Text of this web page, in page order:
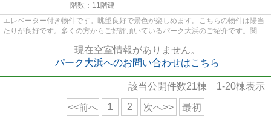
階数：11階建
エレベーター付き物件です。眺望良好で景色が楽しめます。こちらの物件は陽当
たりが良好です。多くの方からご好評頂いているパーク大浜のご紹介です。関西
現在空室情報がありません。
パーク大浜へのお問い合わせはこちら
該当公開件数21棟 1-20棟表示
<<前へ 1 2 次へ>> 最初